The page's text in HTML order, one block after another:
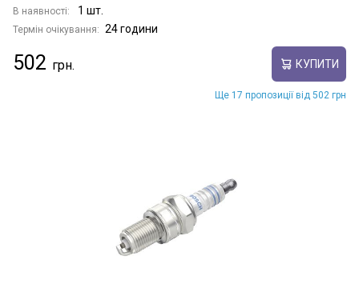
В наявності: 1 шт.
Термін очікування: 24 години
502 КУПИТИ
Ще 17 пропозиції від 502 грн